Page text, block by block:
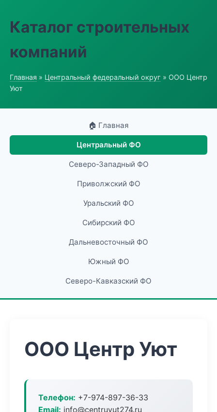
Каталог строительных
компаний
Главная » Центральный федеральный округ » ООО Центр
Уют
🏠 Главная
Центральный ФО
Северо-Западный ФО
Приволжский ФО
Уральский ФО
Сибирский ФО
Дальневосточный ФО
Южный ФО
Северо-Кавказский ФО
ООО Центр Уют
Телефон: +7-974-897-36-33
Email: info@centruyut274.ru